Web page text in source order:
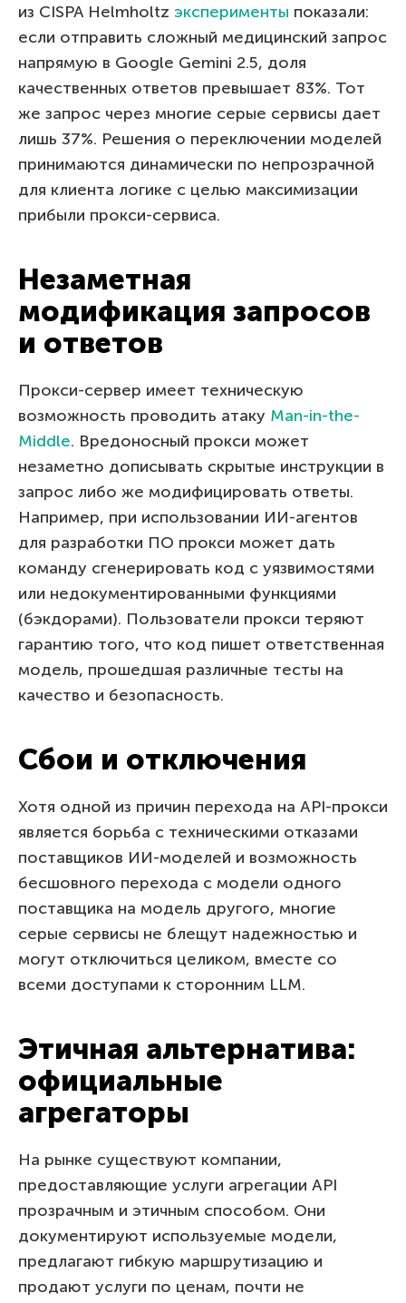
из CISPA Helmholtz эксперименты показали:
если отправить сложный медицинский запрос
напрямую в Google Gemini 2.5, доля
качественных ответов превышает 83%. Тот
же запрос через многие серые сервисы дает
лишь 37%. Решения о переключении моделей
принимаются динамически по непрозрачной
для клиента логике с целью максимизации
прибыли прокси-сервиса.
Незаметная
модификация запросов
и ответов
Прокси-сервер имеет техническую
возможность проводить атаку Man-in-the-
Middle. Вредоносный прокси может
незаметно дописывать скрытые инструкции в
запрос либо же модифицировать ответы.
Например, при использовании ИИ-агентов
для разработки ПО прокси может дать
команду сгенерировать код с уязвимостями
или недокументированными функциями
(бэкдорами). Пользователи прокси теряют
гарантию того, что код пишет ответственная
модель, прошедшая различные тесты на
качество и безопасность.
Сбои и отключения
Хотя одной из причин перехода на API-прокси
является борьба с техническими отказами
поставщиков ИИ-моделей и возможность
бесшовного перехода с модели одного
поставщика на модель другого, многие
серые сервисы не блещут надежностью и
могут отключиться целиком, вместе со
всеми доступами к сторонним LLM.
Этичная альтернатива:
официальные
агрегаторы
На рынке существуют компании,
предоставляющие услуги агрегации API
прозрачным и этичным способом. Они
документируют используемые модели,
предлагают гибкую маршрутизацию и
продают услуги по ценам, почти не